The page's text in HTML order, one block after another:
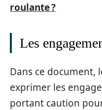
roulante ?
Les
Dans ce
exprimer les
portant caution